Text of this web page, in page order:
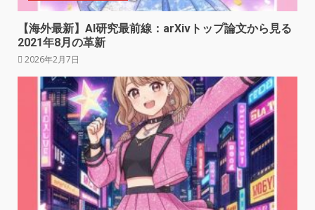
【海外最新】AI研究最前線：arXivトップ論文から見る
2021年8月の革新
2026年2月7日